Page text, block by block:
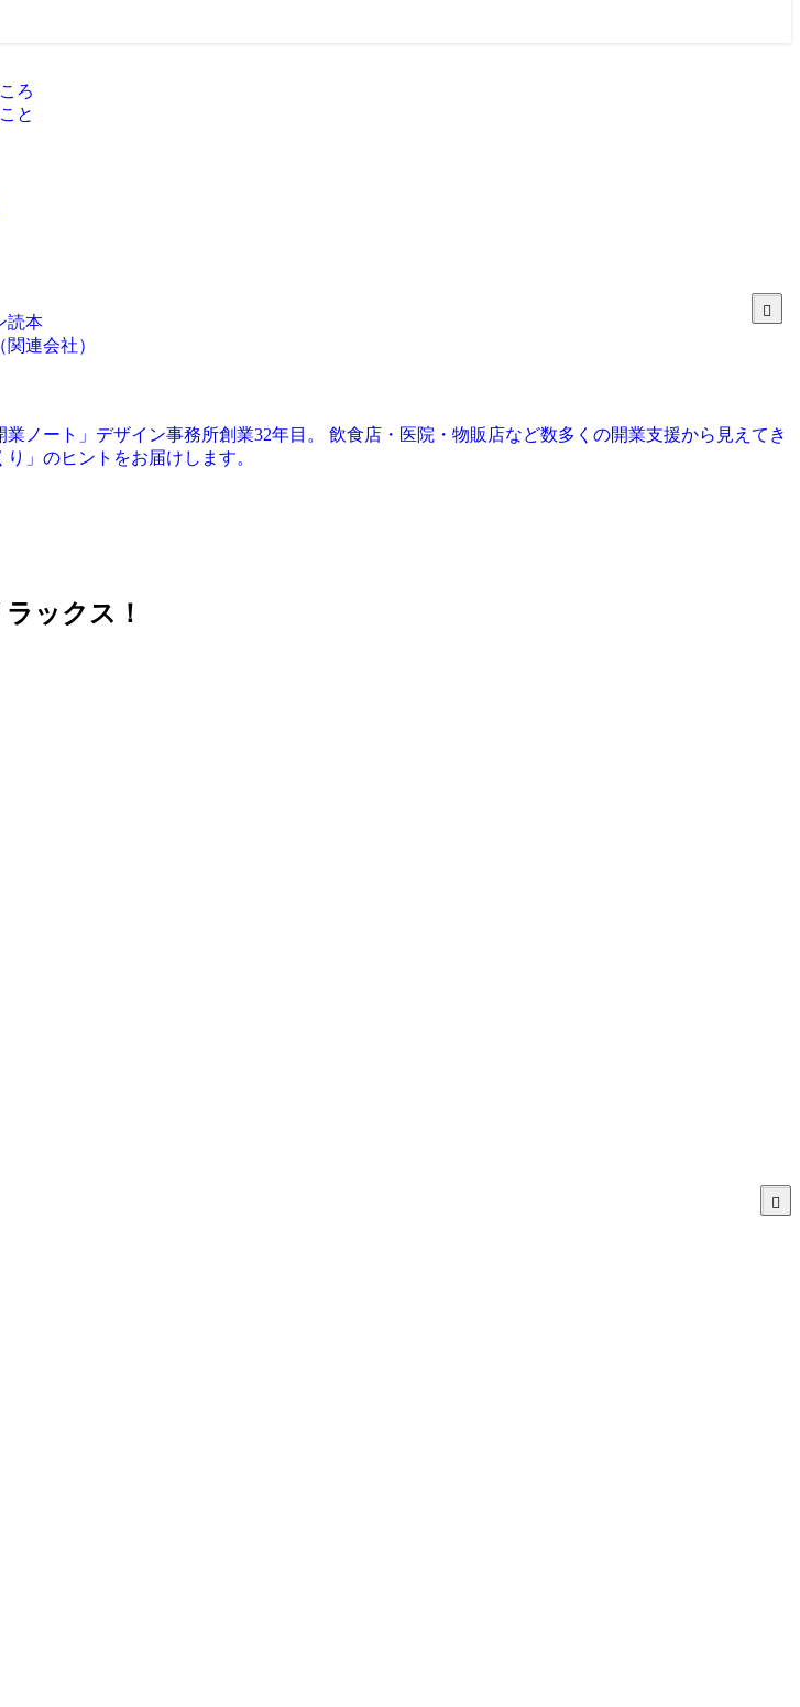
ろ
と
読本
連会社）
ノート」 デザイン事務所創業32年目。 飲食店・医院・物販店など数多くの開業支援から見えてき
」のヒントをお届けします。
ラックス！